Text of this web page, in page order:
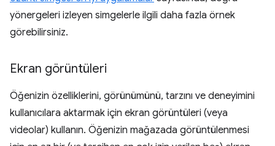
yönergeleri izleyen simgelerle ilgili daha fazla örnek
görebilirsiniz.
Ekran görüntüleri
Öğenizin özelliklerini, görünümünü, tarzını ve deneyimini
kullanıcılara aktarmak için ekran görüntüleri (veya
videolar) kullanın. Öğenizin mağazada görüntülenmesi